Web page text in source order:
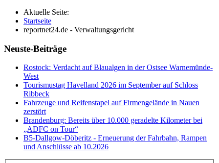
Aktuelle Seite:
Startseite
reportnet24.de - Verwaltungsgericht
Neuste-Beiträge
Rostock: Verdacht auf Blaualgen in der Ostsee Warnemünde-
West
Tourismustag Havelland 2026 im September auf Schloss
Ribbeck
Fahrzeuge und Reifenstapel auf Firmengelände in Nauen
zerstört
Brandenburg: Bereits über 10.000 geradelte Kilometer bei
„ADFC on Tour“
B5-Dallgow-Döberitz - Erneuerung der Fahrbahn, Rampen
und Anschlüsse ab 10.2026